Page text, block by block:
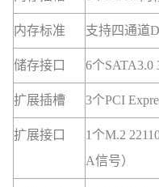
内存标准 支持四通道
储存接口 6个SATA3.0
扩展插槽 3个PCI
扩展接口
1个M.2
A信号）